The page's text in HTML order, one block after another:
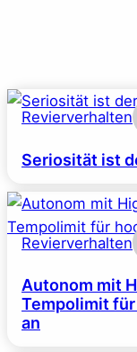
Revierverhalten
Seriosität ist
Revierverhalten
Autonom mit
Tempolimit
an